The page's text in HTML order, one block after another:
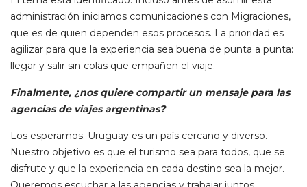
administración iniciamos comunicaciones con Migraciones,
que es de quien dependen esos procesos. La prioridad es
agilizar para que la experiencia sea buena de punta a punta:
llegar y salir sin colas que empañen el viaje.
Finalmente, ¿nos quiere compartir un mensaje para las
agencias de viajes argentinas?
Los esperamos. Uruguay es un país cercano y diverso.
Nuestro objetivo es que el turismo sea para todos, que se
disfrute y que la experiencia en cada destino sea la mejor.